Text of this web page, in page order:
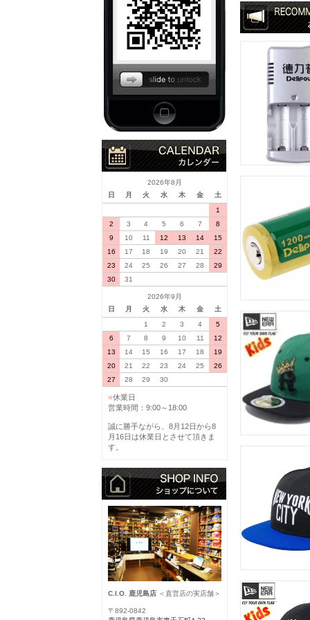
2026年8月
日
月 火 水 木 金
土
1
2
3 4 5 6 7
8
9
10 11 12 13 14
15
16
17 18 19 20 21
22
23
24 25 26 27 28
29
30
31
2026年9月
日
月 火 水 木 金
土
1
2 3 4
5
6
7 8 9 10 11
12
13
14 15 16 17 18
19
20
21 22 23 24 25
26
27
28 29 30
■休業日
営業時間：9:00～18:00
誠に勝手ながら、8月12日から8
月16日は休業日とさせて頂きま
す。
C.I.O. 鹿児島店 ＜直営店の実店舗＞
〒892-0842